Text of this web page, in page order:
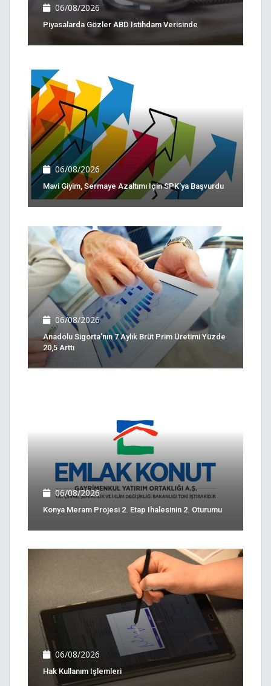
06/08/2026
Piyasalarda Gözler ABD Istihdam Verisinde
06/08/2026
Mavi Giyim, Sermaye Azaltımı Için SPK'ya Başvurdu
06/08/2026
Anadolu Sigorta'nın 7 Aylık Brüt Prim Üretimi Yüzde
20,5 Arttı
06/08/2026
Konya Meram Projesi 2. Etap Ihalesinin 2. Oturumu
06/08/2026
Hak Kullanım Işlemleri